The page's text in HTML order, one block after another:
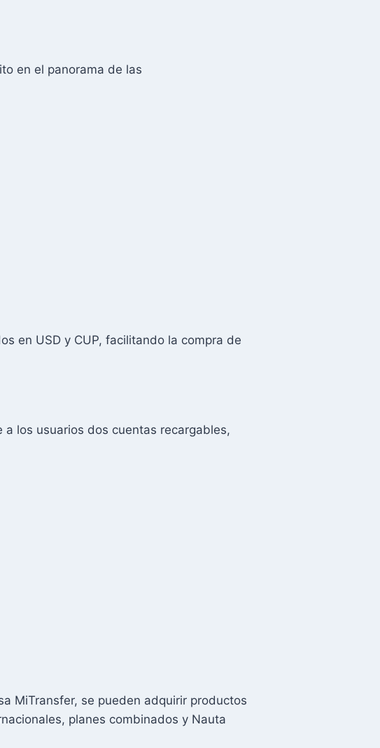
en el panorama de las
en USD y CUP, facilitando la compra de
los usuarios dos cuentas recargables,
MiTransfer, se pueden adquirir productos
planes combinados y Nauta